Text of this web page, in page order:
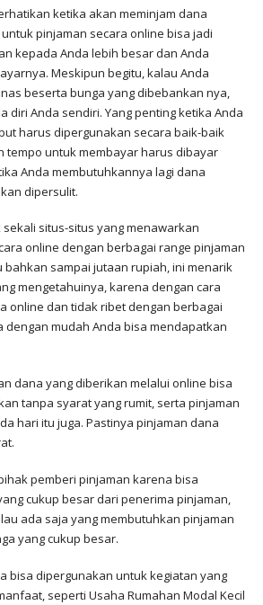
ketika akan meminjam dana
pinjaman secara online bisa jadi
kepada Anda lebih besar dan Anda
Meskipun begitu, kalau Anda
beserta bunga yang dibebankan nya,
diri Anda sendiri. Yang penting ketika Anda
harus dipergunakan secara baik-baik
tempo untuk membayar harus dibayar
Anda membutuhkannya lagi dana
dipersulit.
situs-situs yang menawarkan
online dengan berbagai range pinjaman
sampai jutaan rupiah, ini menarik
mengetahuinya, karena dengan cara
online dan tidak ribet dengan berbagai
mudah Anda bisa mendapatkan
dana yang diberikan melalui online bisa
tanpa syarat yang rumit, serta pinjaman
hari itu juga. Pastinya pinjaman dana
pemberi pinjaman karena bisa
cukup besar dari penerima pinjaman,
ada saja yang membutuhkan pinjaman
yang cukup besar.
bisa dipergunakan untuk kegiatan yang
seperti Usaha Rumahan Modal Kecil